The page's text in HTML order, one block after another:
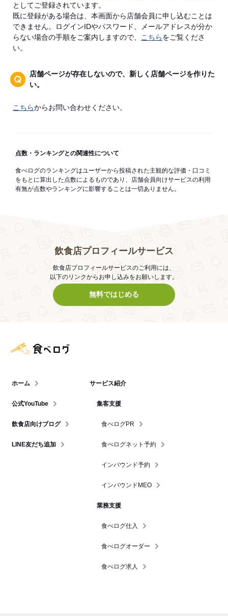
としてご登録されています。
既に登録がある場合は、本画面から店舗会員に申し込むことは
できません。ログインIDやパスワード、メールアドレスが分か
らない場合の手順をご案内しますので、
こちらをご覧くださ
い。
店舗ページが存在しないので、新しく店舗ページを作りた
い。
こちらからお問い合わせください。
点数・ランキングとの関連性について
食べログのランキングはユーザーから投稿された主観的な評価・口コミ
をもとに算出した点数によるものであり、店舗会員向けサービスの利用
有無が点数やランキングに影響することは一切ありません。
飲食店プロフィールサービス
飲食店プロフィールサービスのご利用には、
以下のリンクからお申し込みをお願いします。
無料ではじめる
ホーム
公式YouTube
飲食店向けブログ
LINE友だち追加
サービス紹介
集客支援
食べログPR
食べログネット予約
インバウンド予約
インバウンドMEO
業務支援
食べログ仕入
食べログオーダー
食べログ求人